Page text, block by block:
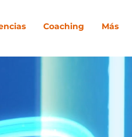
Coaching Más